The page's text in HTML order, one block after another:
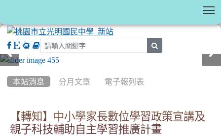
本站消息 分月文章 電子報列表
【轉知】中小學家長數位學習政策宣講及
親子科技輔助自主學習推廣計畫